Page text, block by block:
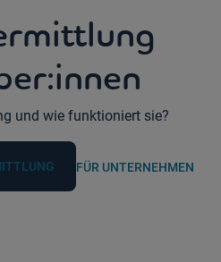
und wie funktioniert sie?
FÜR UNTERNEHMEN